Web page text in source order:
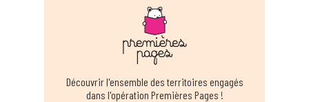
BIARS
Découvrir l'ensemble des territoires engagés
dans l'opération Premières Pages !